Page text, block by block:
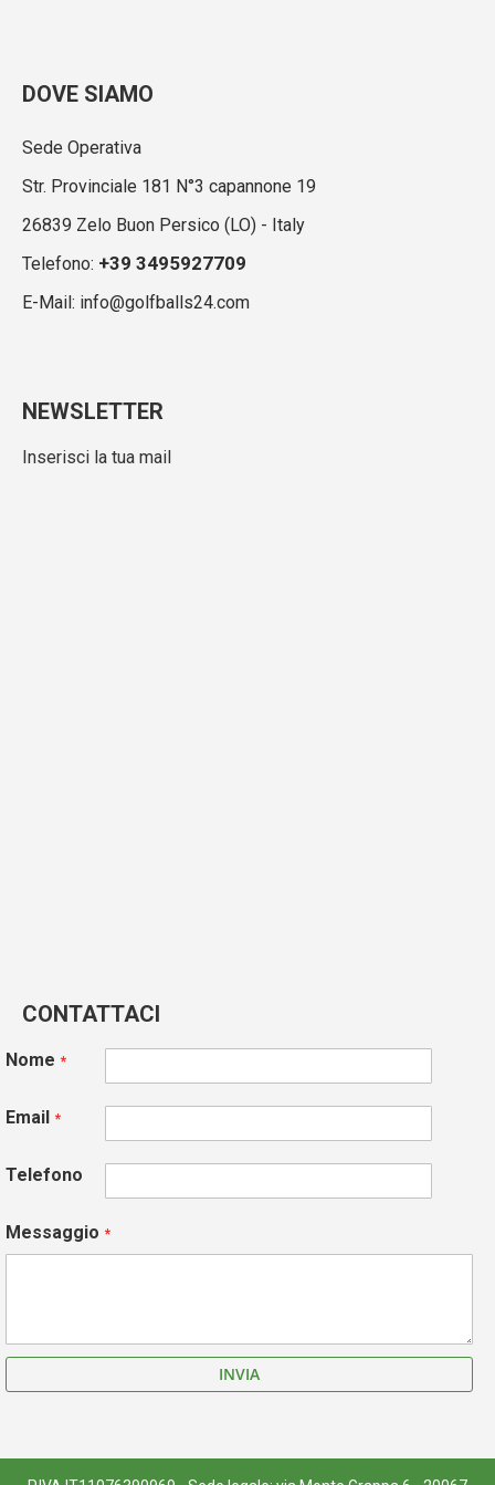
DOVE SIAMO
Sede Operativa
Str. Provinciale 181 N°3 capannone 19
26839 Zelo Buon Persico (LO) - Italy
Telefono: +39 3495927709
E-Mail: info@golfballs24.com
NEWSLETTER
Inserisci la tua mail
CONTATTACI
Nome
Email
Telefono
Messaggio
INVIA